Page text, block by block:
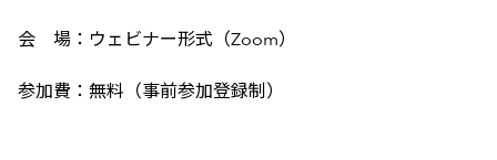
会 場：ウェビナー形式（Zoom）
参加費：無料（事前参加登録制）